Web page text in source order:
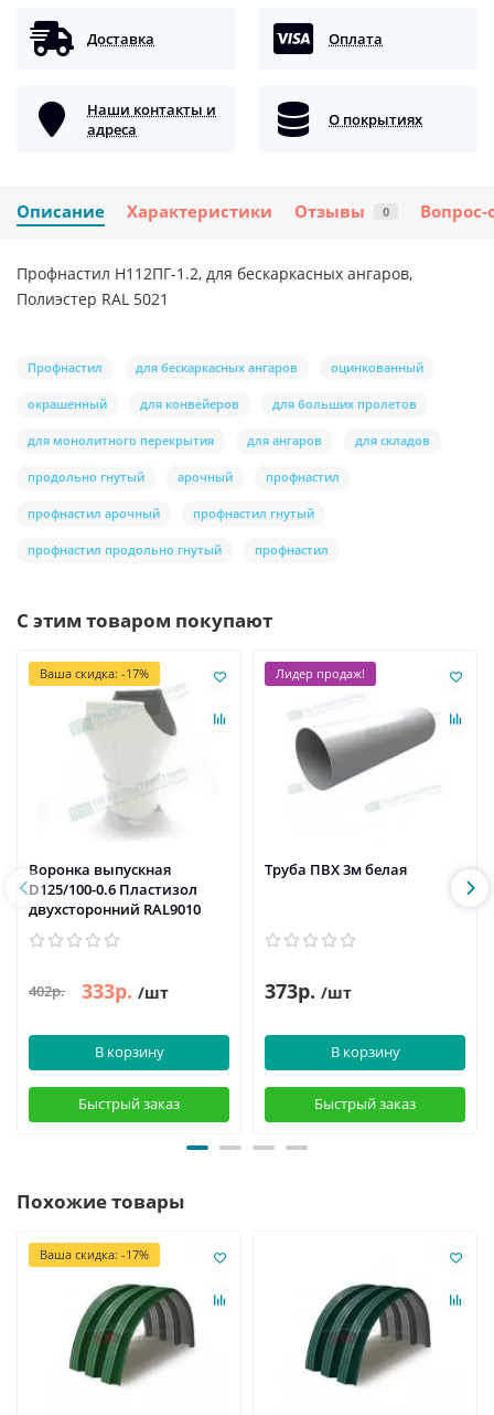
Доставка Оплата
Наши контакты и
адреса
О покрытиях
Описание Характеристики Отзывы 0 Вопрос-
Профнастил H112ПГ-1.2, для бескаркасных ангаров,
Полиэстер RAL 5021
Профнастил для бескаркасных ангаров оцинкованный
окрашенный для конвейеров для больших пролетов
для монолитного перекрытия для ангаров для складов
продольно гнутый арочный профнастил
профнастил арочный профнастил гнутый
профнастил продольно гнутый профнастил
С этим товаром покупают
Ваша скидка: -17%
Воронка выпускная
D125/100-0.6 Пластизол
двухсторонний RAL9010
402р. 333р. /шт
В корзину
Быстрый заказ
Лидер продаж!
Труба ПВХ 3м белая
373р. /шт
В корзину
Быстрый заказ
Похожие товары
Ваша скидка: -17%